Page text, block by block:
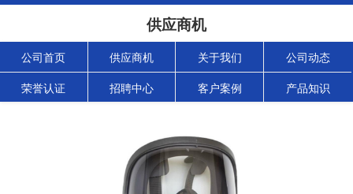
供应商机
公司首页 供应商机 关于我们 公司动态
荣誉认证 招聘中心 客户案例 产品知识